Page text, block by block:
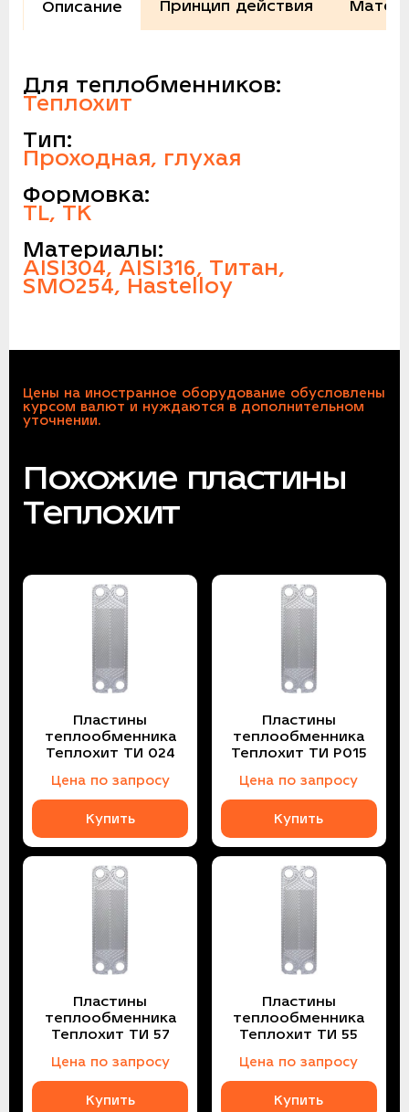
Описание Принцип действия
Для теплобменников:
Теплохит
Тип:
Проходная, глухая
Формовка:
TL, TK
Материалы:
AISI304, AISI316, Титан,
SMO254, Hastelloy
Цены на иностранное оборудование обусловлены
курсом валют и нуждаются в дополнительном
уточнении.
Похожие пластины
Теплохит
Пластины
теплообменника
Теплохит ТИ 024
Цена по запросу
Купить
Пластины
теплообменника
Теплохит ТИ P015
Цена по запросу
Купить
Пластины
теплообменника
Теплохит ТИ 57
Цена по запросу
Купить
Пластины
теплообменника
Теплохит ТИ 55
Цена по запросу
Купить